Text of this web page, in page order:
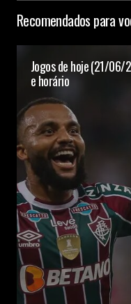
Recomendados para
Jogos de hoje (21/06/
e horário